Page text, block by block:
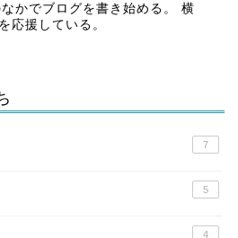
かでブログを書き始める。 横
応援している。
7
5
4